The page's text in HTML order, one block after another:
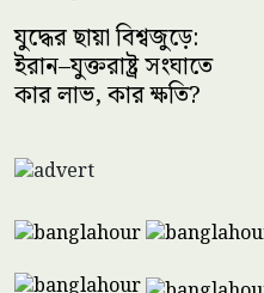
যুদ্ধের ছায়া বিশ্বজুড়ে:
ইরান–যুক্তরাষ্ট্র সংঘাতে
কার লাভ, কার ক্ষতি?